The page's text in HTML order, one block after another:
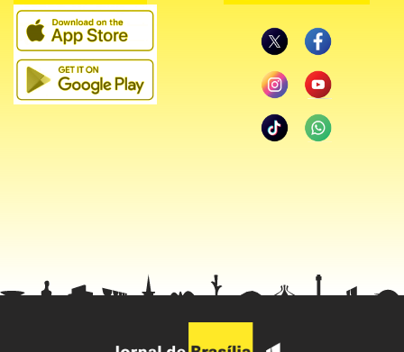
Para a juíza Ana Amaral, “essas modificações e pluralidades
não podem deixar na orfandade jurídica os novos núcleos
que surgiram. Famílias monoparentais, pluriparentais,
recompostas ou mosaicos, todas as formações familiares
devem ser respeitadas e são dignas de tutela, pois são